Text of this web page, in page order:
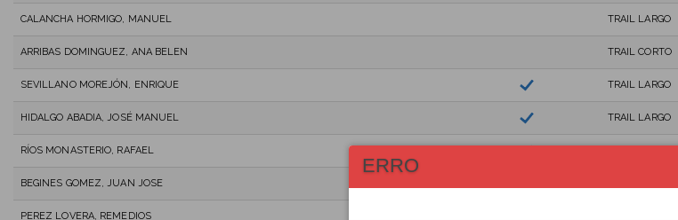
CALANCHA HORMIGO, MANUEL TRAIL LARGO
ARRIBAS DOMINGUEZ, ANA BELEN TRAIL CORTO
SEVILLANO MOREJÓN, ENRIQUE TRAIL LARGO
HIDALGO ABADIA, JOSÉ MANUEL TRAIL LARGO
RÍOS MONASTERIO, RAFAEL
BEGINES GOMEZ, JUAN JOSE
PEREZ LOVERA, REMEDIOS
ERRO